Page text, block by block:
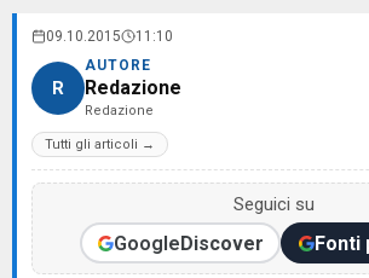
09.10.2015 11:10
R
AUTORE
Redazione
Redazione
Tutti gli articoli →
Seguici su
GoogleDiscover Fonti